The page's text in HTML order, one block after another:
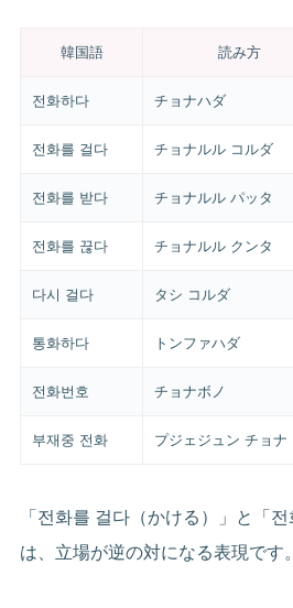
韓国語 読み方
전화하다 チョナハダ
전화를 걸다 チョナルル コルダ
전화를 받다 チョナルル パッタ
전화를 끊다 チョナルル クンタ
다시 걸다 タシ コルダ
통화하다 トンファハダ
전화번호 チョナボノ
부재중 전화 プジェジュン チョナ
「전화를 걸다（かける）」と「전
は、立場が逆の対になる表現です。